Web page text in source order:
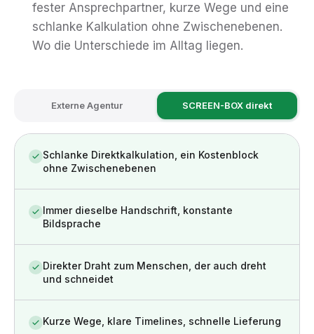
fester Ansprechpartner, kurze Wege und eine
schlanke Kalkulation ohne Zwischenebenen.
Wo die Unterschiede im Alltag liegen.
Externe Agentur SCREEN-BOX direkt
Schlanke Direktkalkulation, ein Kostenblock
ohne Zwischenebenen
Immer dieselbe Handschrift, konstante
Bildsprache
Direkter Draht zum Menschen, der auch dreht
und schneidet
Kurze Wege, klare Timelines, schnelle Lieferung